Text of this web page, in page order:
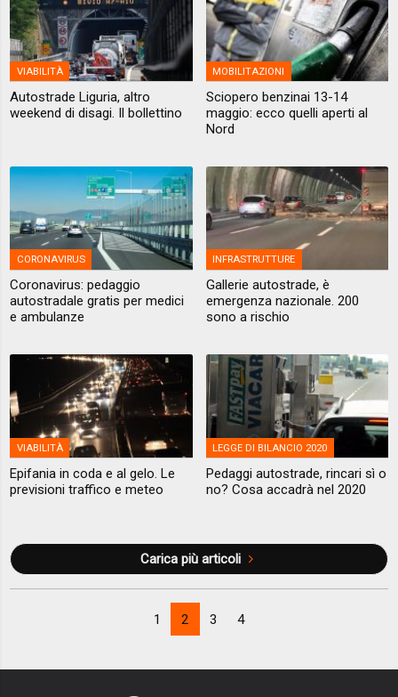
VIABILITÀ
Autostrade Liguria, altro
weekend di disagi. Il bollettino
MOBILITAZIONI
Sciopero benzinai 13-14
maggio: ecco quelli aperti al
Nord
CORONAVIRUS
Coronavirus: pedaggio
autostradale gratis per medici
e ambulanze
INFRASTRUTTURE
Gallerie autostrade, è
emergenza nazionale. 200
sono a rischio
VIABILITÀ
Epifania in coda e al gelo. Le
previsioni traffico e meteo
LEGGE DI BILANCIO 2020
Pedaggi autostrade, rincari sì o
no? Cosa accadrà nel 2020
Carica più articoli
1 2 3 4